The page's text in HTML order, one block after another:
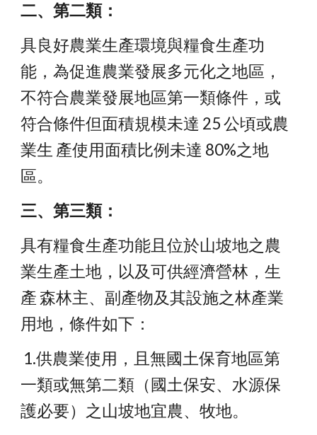
二、第二類：
具良好農業生產環境與糧食生產功
能，為促進農業發展多元化之地區，
不符合農業發展地區第一類條件，或
符合條件但面積規模未達 25 公頃或農
業生 產使用面積比例未達 80%之地
區。
三、第三類：
具有糧食生產功能且位於山坡地之農
業生產土地，以及可供經濟營林，生
產 森林主、副產物及其設施之林產業
用地，條件如下：
一類或無第二類（國土保安、水源保
護必要）之山坡地宜農、牧地。